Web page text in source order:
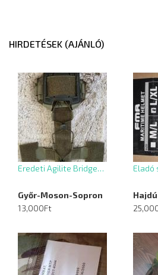
HIRDETÉSEK (AJÁNLÓ)
Eredeti Agilite Bridge…
Győr-Moson-Sopron
13,000Ft
Eladó